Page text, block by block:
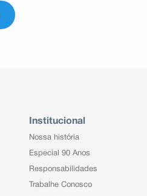
Institucional
Nossa história
Especial 90 Anos
Responsabilidades
Trabalhe Conosco